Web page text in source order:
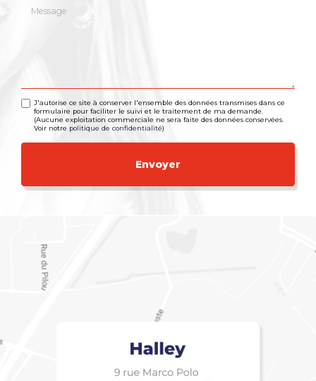
Message
J'autorise ce site à conserver l'ensemble des données transmises dans ce
formulaire pour faciliter le suivi et le traitement de ma demande.
(Aucune exploitation commerciale ne sera faite des données conservées.
Voir notre politique de confidentialité)